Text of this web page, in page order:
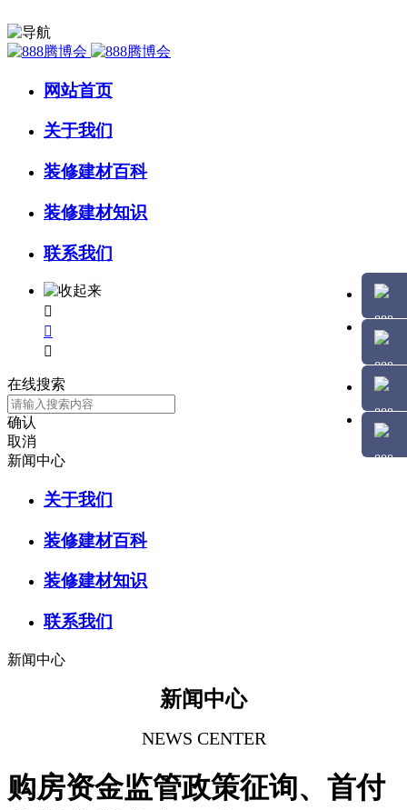
网站首页
关于我们
装修建材百科
装修建材知识
联系我们



在线搜索
确认
取消
新闻中心
关于我们
装修建材百科
装修建材知识
联系我们
新闻中心
新闻中心
NEWS CENTER
购房资金监管政策征询、首付